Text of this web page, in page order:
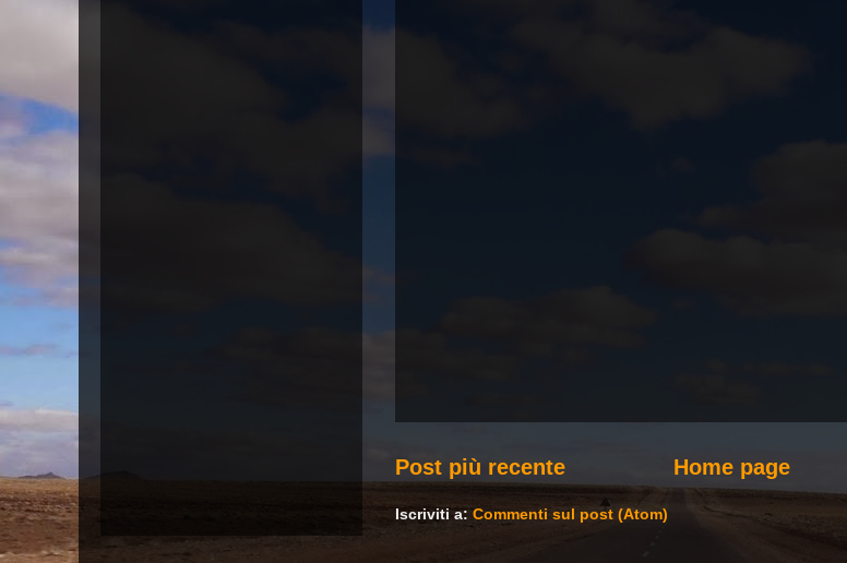
Post più recente Home page
Iscriviti a:Commenti sul post (Atom)